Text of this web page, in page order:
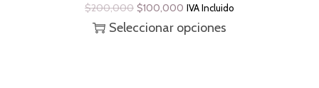
$200,000 $100,000 IVA Incluido
Seleccionar opciones